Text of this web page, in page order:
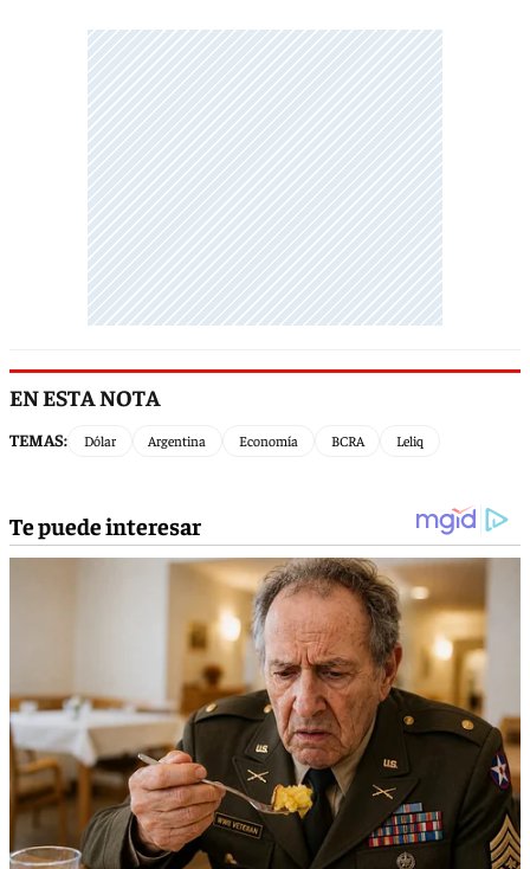
EN ESTA NOTA
TEMAS: Dólar Argentina Economía BCRA Leliq